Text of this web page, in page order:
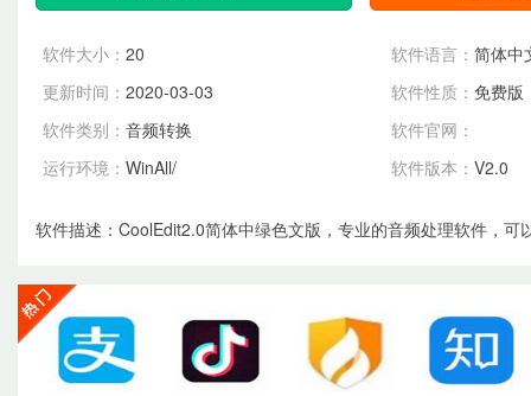
软件大小： 20 软件语言： 简体中
更新时间： 2020-03-03 软件性质： 免费版
软件类别： 音频转换
软件官网：
运行环境： WinAll/ 软件版本： V2.0
软件描述： CoolEdit2.0简体中绿色文版，专业的音频处理软件，可